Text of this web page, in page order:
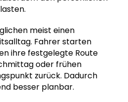
meist einen
Fahrer starten
ihre festgelegte Route
oder frühen
zurück. Dadurch
besser planbar.